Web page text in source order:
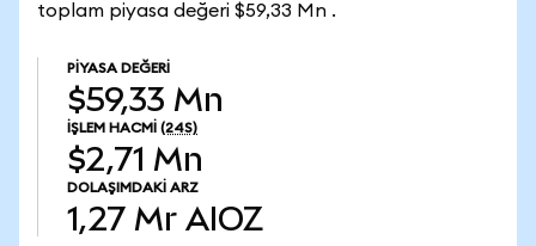
toplam piyasa değeri $59,33 Mn .
PIYASA DEĞERI
$59,33 Mn
İŞLEM HACMI (24S)
$2,71 Mn
DOLAŞIMDAKI ARZ
1,27 Mr AIOZ